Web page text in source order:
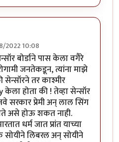
2022 10:08
न बघताbyचौकस२१२
बोर्डाने पास केला वगैरे
जनतेकडून, त्यांना माझे
तर काश्मीर
होता की ! तेव्हा सेन्सॉर
सरकार प्रेमी अन् लाल सिंग
असे होऊ शकत नाही.
धर्म जात प्रांत याच्या
लिबरल अन् सोयीने